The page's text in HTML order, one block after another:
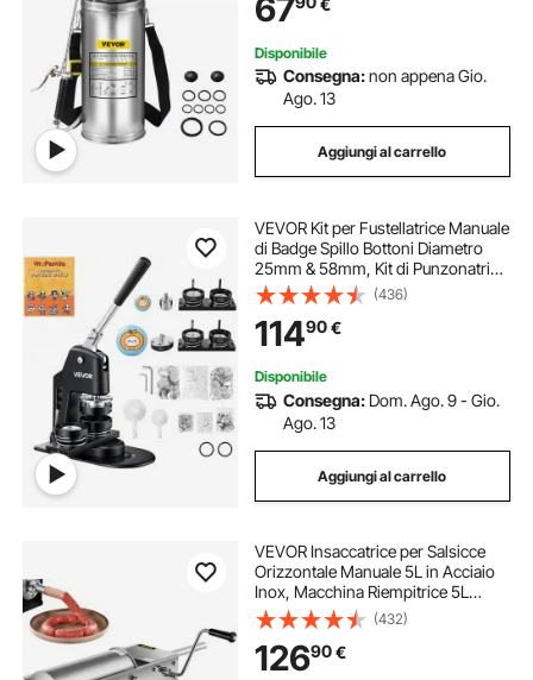
Giardinaggio Domestico e Pulizia
del Terreno
67
Disponibile
Consegna:non appena Gio.
Ago. 13
Aggiungi al carrello
VEVOR Kit per Fustellatrice Manuale
di Badge Spillo Bottoni Diametro
25mm & 58mm, Kit di Punzonatrice
Manuale in Lega di Alluminio per
Badge Spillo Regalo Fai-da-te
Accessori Completi Modelli Rotondi
(436)
11490€
Disponibile
Consegna: Dom. Ago. 9 - Gio.
Ago. 13
Aggiungi al carrello
VEVOR Insaccatrice per Salsicce
Orizzontale Manuale 5L in Acciaio
Inox, Macchina Riempitrice 5L
Orizzontale per Salsiccia Salumi da
Tavolo Manuale Uso Commerciale
Casalingo, Riempitrice di Salsicce
(432)
12690€